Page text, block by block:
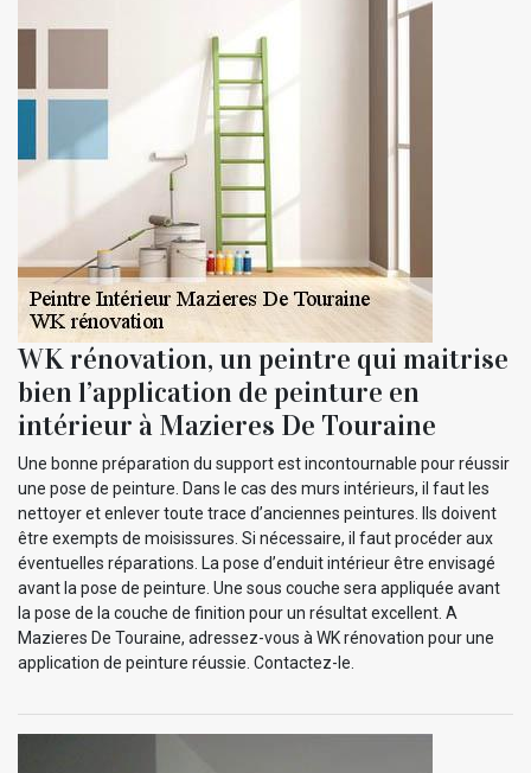
WK rénovation, un peintre qui maitrise
bien l’application de peinture en
intérieur à Mazieres De Touraine
Une bonne préparation du support est incontournable pour réussir
une pose de peinture. Dans le cas des murs intérieurs, il faut les
nettoyer et enlever toute trace d’anciennes peintures. Ils doivent
être exempts de moisissures. Si nécessaire, il faut procéder aux
éventuelles réparations. La pose d’enduit intérieur être envisagé
avant la pose de peinture. Une sous couche sera appliquée avant
la pose de la couche de finition pour un résultat excellent. A
Mazieres De Touraine, adressez-vous à WK rénovation pour une
application de peinture réussie. Contactez-le.